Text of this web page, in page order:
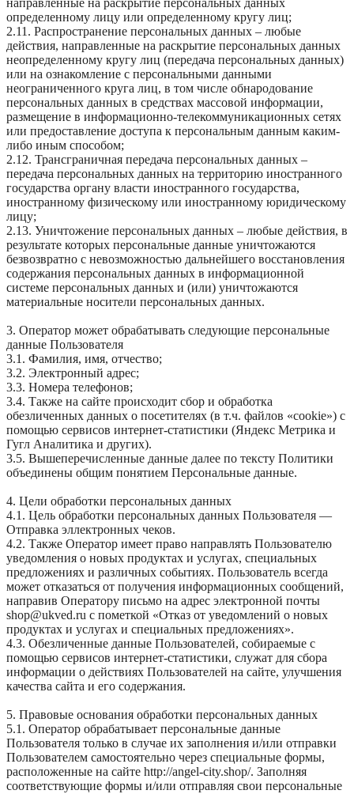
направленные на раскрытие персональных данных
определенному лицу или определенному кругу лиц;
2.11. Распространение персональных данных – любые
действия, направленные на раскрытие персональных данных
неопределенному кругу лиц (передача персональных данных)
или на ознакомление с персональными данными
неограниченного круга лиц, в том числе обнародование
персональных данных в средствах массовой информации,
размещение в информационно-телекоммуникационных сетях
или предоставление доступа к персональным данным каким-
либо иным способом;
2.12. Трансграничная передача персональных данных –
передача персональных данных на территорию иностранного
государства органу власти иностранного государства,
иностранному физическому или иностранному юридическому
лицу;
2.13. Уничтожение персональных данных – любые действия, в
результате которых персональные данные уничтожаются
безвозвратно с невозможностью дальнейшего восстановления
содержания персональных данных в информационной
системе персональных данных и (или) уничтожаются
материальные носители персональных данных.
3. Оператор может обрабатывать следующие персональные
данные Пользователя
3.1. Фамилия, имя, отчество;
3.2. Электронный адрес;
3.3. Номера телефонов;
3.4. Также на сайте происходит сбор и обработка
обезличенных данных о посетителях (в т.ч. файлов «cookie») с
помощью сервисов интернет-статистики (Яндекс Метрика и
Гугл Аналитика и других).
3.5. Вышеперечисленные данные далее по тексту Политики
объединены общим понятием Персональные данные.
4. Цели обработки персональных данных
4.1. Цель обработки персональных данных Пользователя —
Отправка эллектронных чеков.
4.2. Также Оператор имеет право направлять Пользователю
уведомления о новых продуктах и услугах, специальных
предложениях и различных событиях. Пользователь всегда
может отказаться от получения информационных сообщений,
направив Оператору письмо на адрес электронной почты
shop@ukved.ru с пометкой «Отказ от уведомлений о новых
продуктах и услугах и специальных предложениях».
4.3. Обезличенные данные Пользователей, собираемые с
помощью сервисов интернет-статистики, служат для сбора
информации о действиях Пользователей на сайте, улучшения
качества сайта и его содержания.
5. Правовые основания обработки персональных данных
5.1. Оператор обрабатывает персональные данные
Пользователя только в случае их заполнения и/или отправки
Пользователем самостоятельно через специальные формы,
расположенные на сайте http://angel-city.shop/. Заполняя
соответствующие формы и/или отправляя свои персональные